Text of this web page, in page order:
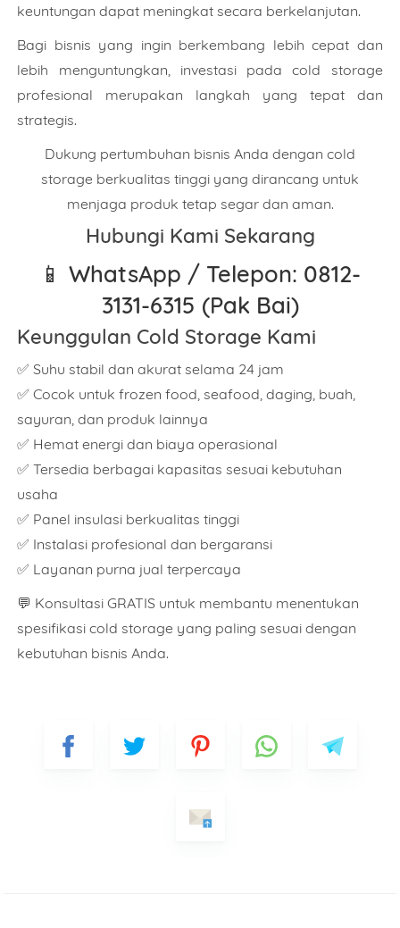
keuntungan dapat meningkat secara berkelanjutan.
Bagi bisnis yang ingin berkembang lebih cepat dan
lebih menguntungkan, investasi pada cold storage
profesional merupakan langkah yang tepat dan
strategis.
Dukung pertumbuhan bisnis Anda dengan cold
storage berkualitas tinggi yang dirancang untuk
menjaga produk tetap segar dan aman.
Hubungi Kami Sekarang
📱 WhatsApp / Telepon: 0812-
3131-6315 (Pak Bai)
Keunggulan Cold Storage Kami
✅ Suhu stabil dan akurat selama 24 jam
✅ Cocok untuk frozen food, seafood, daging, buah,
sayuran, dan produk lainnya
✅ Hemat energi dan biaya operasional
✅ Tersedia berbagai kapasitas sesuai kebutuhan
usaha
✅ Panel insulasi berkualitas tinggi
✅ Instalasi profesional dan bergaransi
✅ Layanan purna jual terpercaya
💬 Konsultasi GRATIS untuk membantu menentukan
spesifikasi cold storage yang paling sesuai dengan
kebutuhan bisnis Anda.